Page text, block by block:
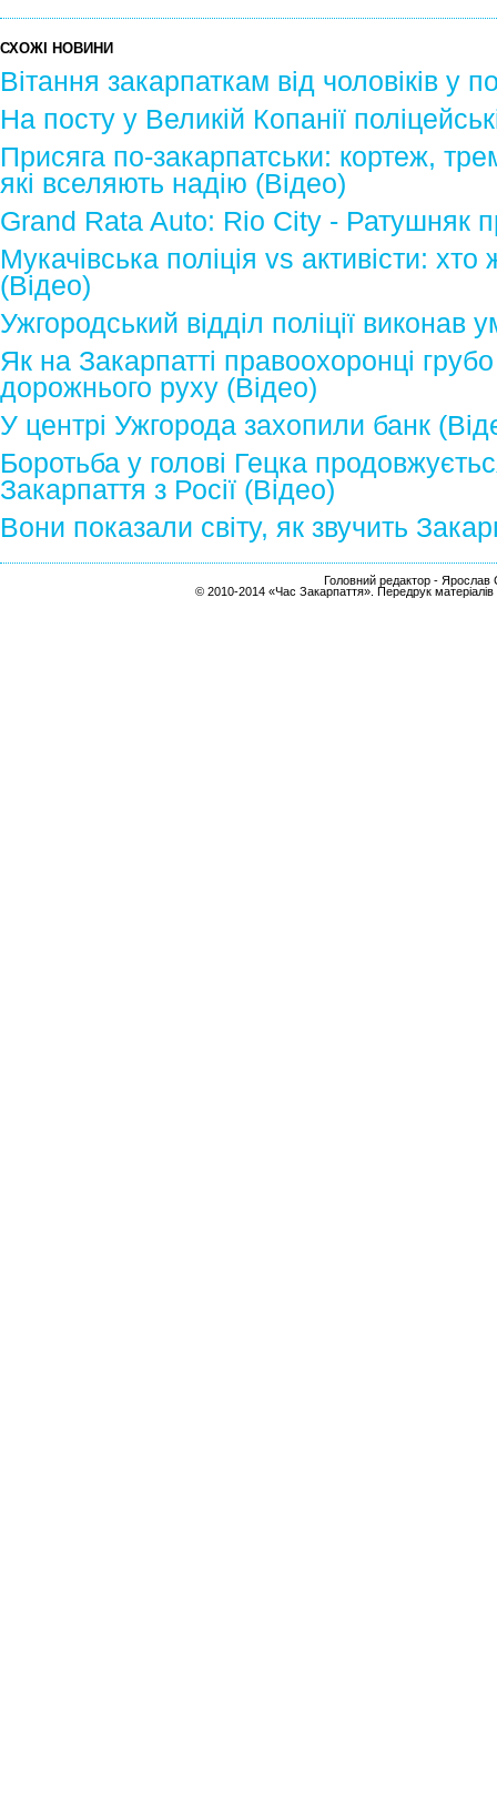
СХОЖІ НОВИНИ
Вітання закарпаткам від чоловіків у
На посту у Великій Копанії
Присяга по-закарпатськи: кортеж,
які вселяють надію (Відео)
Grand Rata Auto: Rio City - Ратушняк
Мукачівська поліція vs активісти:
(Відео)
Ужгородський відділ поліції виконав
Як на Закарпатті правоохоронці
дорожнього руху (Відео)
У центрі Ужгорода захопили банк
Боротьба у голові Гецка
Закарпаття з Росії (Відео)
Вони показали світу, як звучить
Головний редактор - Ярослав
© 2010-2014 «Час Закарпаття». Передрук